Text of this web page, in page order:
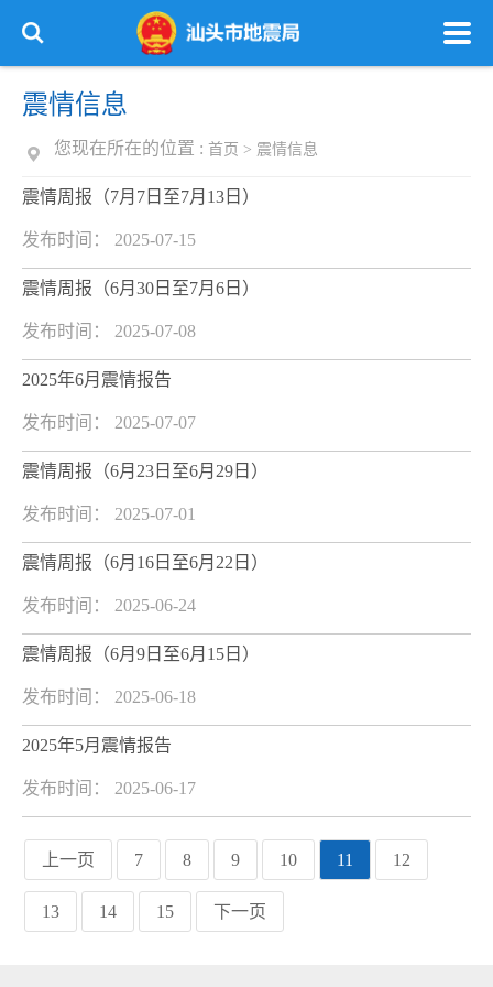
震情信息
您现在所在的位置 : 首页 > 震情信息
震情周报（7月7日至7月13日）
发布时间： 2025-07-15
震情周报（6月30日至7月6日）
发布时间： 2025-07-08
2025年6月震情报告
发布时间： 2025-07-07
震情周报（6月23日至6月29日）
发布时间： 2025-07-01
震情周报（6月16日至6月22日）
发布时间： 2025-06-24
震情周报（6月9日至6月15日）
发布时间： 2025-06-18
2025年5月震情报告
发布时间： 2025-06-17
上一页 7 8 9 10 11 12
13 14 15 下一页